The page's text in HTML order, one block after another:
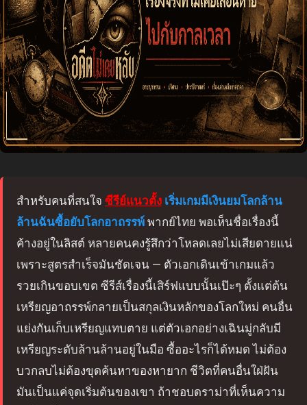
สำหรับคนที่สนใจ ซีรีย์แนวตั้ง เริ่มเกมมีเงินยมโลกล้าน
ล้านฉันซื้อยับโลกอาถรรพ์ พากย์ไทย พอเห็นชื่อเรื่องนี้
ค้างอยู่ในลิสต์ หลายคนคงรู้สึกว่าโหลดเลยไม่เสียดายแน่
เพราะสูตรสำเร็จมันชัดเจน — ตัวเอกเดินเข้าเกมแล้ว
รวยเกินขอบเขต ซีรีส์เรื่องนี้เสิร์ฟแบบนั้นเป๊ะๆ ตั้งแต่ต้น
เหรียญอาถรรพ์กลายเป็นสกุลเงินหลักของโลกใหม่ คนอื่น
แย่งกันเก็บเหรียญแทบตาย แต่ตัวเอกอย่างเฉินมู่กลับมี
เหรียญระดับล้านล้านอยู่ในมือ ซื้ออะไรก็ได้หมด ไม่ต้อง
บวกลบไม่ต้องขุดค้นหาของหายาก ชีวิตที่คนอื่นใฝ่ฝัน
มันเป็นแค่จุดเริ่มต้นของเขา ถ้าชอบดราม่าที่เห็นความ